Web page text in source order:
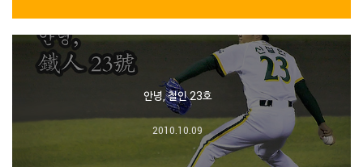
안녕, 철인 23호
2010.10.09